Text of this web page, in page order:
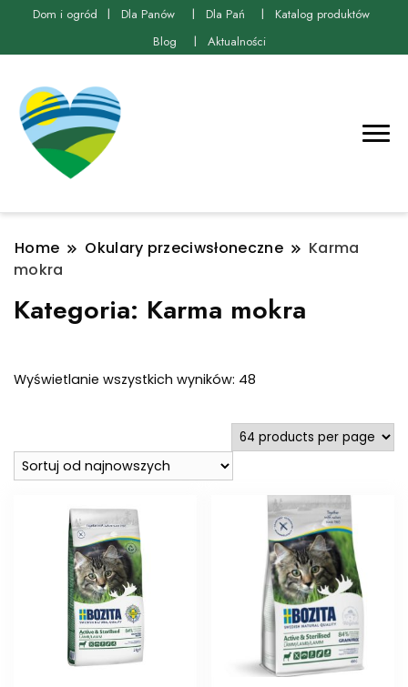
Dom i ogród Dla Panów Dla Pań
Katalog produktów
Blog
Aktualności
Home Okulary przeciwsłoneczne
Karma
mokra
Kategoria: Karma mokra
Wyświetlanie wszystkich wyników: 48
najnowszych